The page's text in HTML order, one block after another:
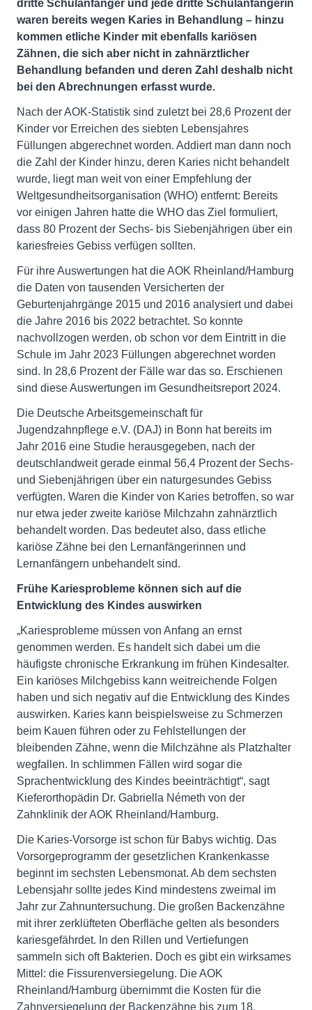
dritte Schulanfänger und jede dritte Schulanfängerin
waren bereits wegen Karies in Behandlung – hinzu
kommen etliche Kinder mit ebenfalls kariösen
Zähnen, die sich aber nicht in zahnärztlicher
Behandlung befanden und deren Zahl deshalb nicht
bei den Abrechnungen erfasst wurde.
Nach der AOK-Statistik sind zuletzt bei 28,6 Prozent der
Kinder vor Erreichen des siebten Lebensjahres
Füllungen abgerechnet worden. Addiert man dann noch
die Zahl der Kinder hinzu, deren Karies nicht behandelt
wurde, liegt man weit von einer Empfehlung der
Weltgesundheitsorganisation (WHO) entfernt: Bereits
vor einigen Jahren hatte die WHO das Ziel formuliert,
dass 80 Prozent der Sechs- bis Siebenjährigen über ein
kariesfreies Gebiss verfügen sollten.
Für ihre Auswertungen hat die AOK Rheinland/Hamburg
die Daten von tausenden Versicherten der
Geburtenjahrgänge 2015 und 2016 analysiert und dabei
die Jahre 2016 bis 2022 betrachtet. So konnte
nachvollzogen werden, ob schon vor dem Eintritt in die
Schule im Jahr 2023 Füllungen abgerechnet worden
sind. In 28,6 Prozent der Fälle war das so. Erschienen
sind diese Auswertungen im Gesundheitsreport 2024.
Die Deutsche Arbeitsgemeinschaft für
Jugendzahnpflege e.V. (DAJ) in Bonn hat bereits im
Jahr 2016 eine Studie herausgegeben, nach der
deutschlandweit gerade einmal 56,4 Prozent der Sechs-
und Siebenjährigen über ein naturgesundes Gebiss
verfügten. Waren die Kinder von Karies betroffen, so war
nur etwa jeder zweite kariöse Milchzahn zahnärztlich
behandelt worden. Das bedeutet also, dass etliche
kariöse Zähne bei den Lernanfängerinnen und
Lernanfängern unbehandelt sind.
Frühe Kariesprobleme können sich auf die
Entwicklung des Kindes auswirken
„Kariesprobleme müssen von Anfang an ernst
genommen werden. Es handelt sich dabei um die
häufigste chronische Erkrankung im frühen Kindesalter.
Ein kariöses Milchgebiss kann weitreichende Folgen
haben und sich negativ auf die Entwicklung des Kindes
auswirken. Karies kann beispielsweise zu Schmerzen
beim Kauen führen oder zu Fehlstellungen der
bleibenden Zähne, wenn die Milchzähne als Platzhalter
wegfallen. In schlimmen Fällen wird sogar die
Sprachentwicklung des Kindes beeinträchtigt“, sagt
Kieferorthopädin Dr. Gabriella Németh von der
Zahnklinik der AOK Rheinland/Hamburg.
Die Karies-Vorsorge ist schon für Babys wichtig. Das
Vorsorgeprogramm der gesetzlichen Krankenkasse
beginnt im sechsten Lebensmonat. Ab dem sechsten
Lebensjahr sollte jedes Kind mindestens zweimal im
Jahr zur Zahnuntersuchung. Die großen Backenzähne
mit ihrer zerklüfteten Oberfläche gelten als besonders
kariesgefährdet. In den Rillen und Vertiefungen
sammeln sich oft Bakterien. Doch es gibt ein wirksames
Mittel: die Fissurenversiegelung. Die AOK
Rheinland/Hamburg übernimmt die Kosten für die
Zahnversiegelung der Backenzähne bis zum 18.